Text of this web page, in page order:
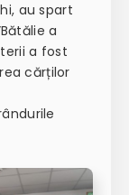
au spart
a
a fost
cărților